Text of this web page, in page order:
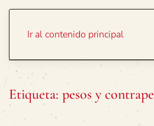
Ir al contenido principal
Etiqueta: pesos y